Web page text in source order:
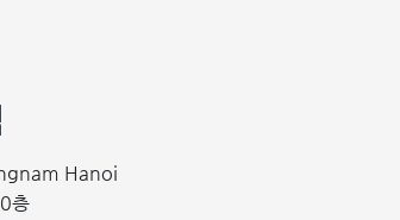
위험이 높습니다. 베트남의 국가 필수 예방접종 프
전후 주의사항에 대해 상세히 안내해 드리겠습니
Hanoi
층